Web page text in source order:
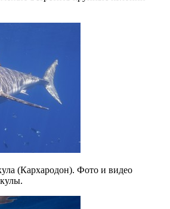
(Кархародон). Фото и видео